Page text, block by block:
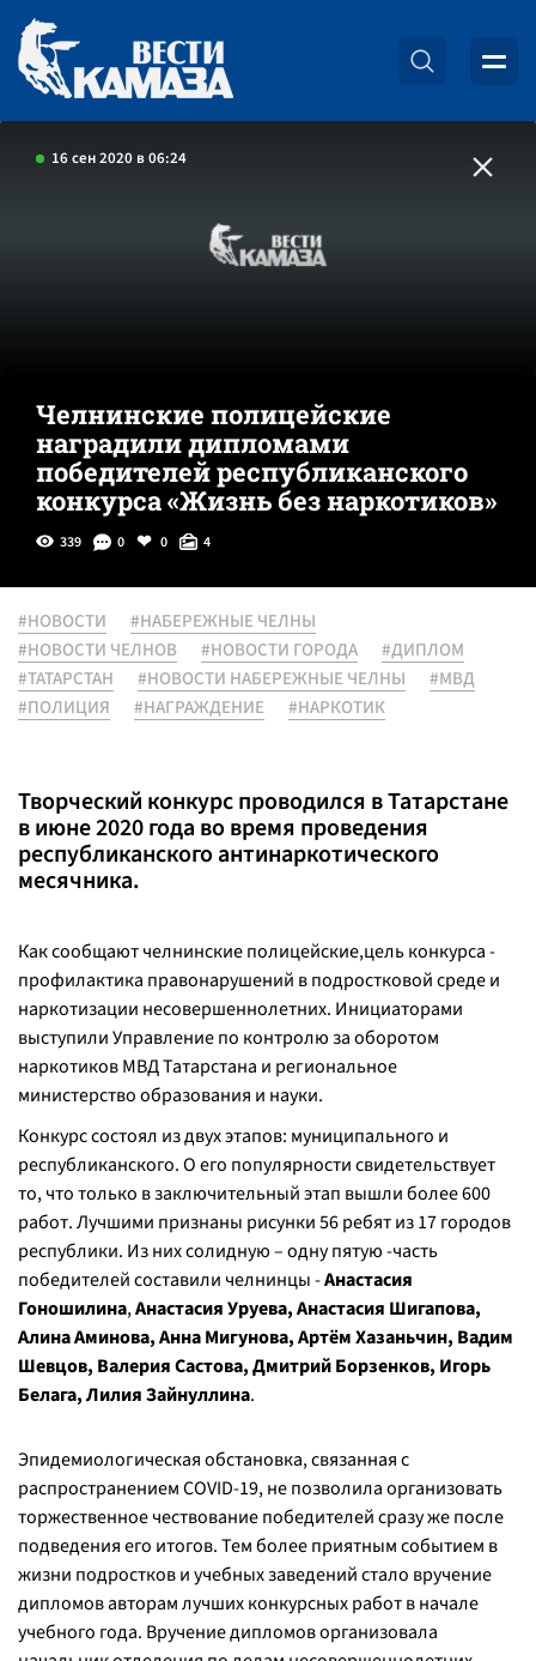
16 сен 2020 в 06:24
Челнинские полицейские
наградили дипломами
победителей республиканского
конкурса «Жизнь без наркотиков»
339 0 0 4
#НОВОСТИ
#НАБЕРЕЖНЫЕ ЧЕЛНЫ
#НОВОСТИ ЧЕЛНОВ
#НОВОСТИ ГОРОДА
#ДИПЛОМ
#ТАТАРСТАН
#НОВОСТИ НАБЕРЕЖНЫЕ ЧЕЛНЫ
#МВД
#ПОЛИЦИЯ
#НАГРАЖДЕНИЕ #НАРКОТИК
Творческий конкурс проводился в Татарстане
в июне 2020 года во время проведения
республиканского антинаркотического
месячника.
Как сообщают челнинские полицейские,цель конкурса -
профилактика правонарушений в подростковой среде и
наркотизации несовершеннолетних. Инициаторами
выступили Управление по контролю за оборотом
наркотиков МВД Татарстана и региональное
министерство образования и науки.
Конкурс состоял из двух этапов: муниципального и
республиканского. О его популярности свидетельствует
то, что только в заключительный этап вышли более 600
работ. Лучшими признаны рисунки 56 ребят из 17 городов
республики. Из них солидную – одну пятую -часть
победителей составили челнинцы -Анастасия
Гоношилина,Анастасия Уруева, Анастасия Шигапова,
Алина Аминова, Анна Мигунова, Артём Хазаньчин, Вадим
Шевцов, Валерия Састова, Дмитрий Борзенков, Игорь
Белага, Лилия Зайнуллина.
Эпидемиологическая обстановка, связанная с
распространением COVID-19, не позволила организовать
торжественное чествование победителей сразу же после
подведения его итогов. Тем более приятным событием в
жизни подростков и учебных заведений стало вручение
дипломов авторам лучших конкурсных работ в начале
учебного года. Вручение дипломов организовала